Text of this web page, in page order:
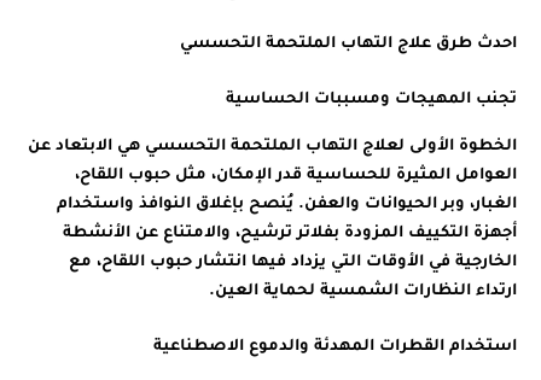
احدث طرق علاج التهاب الملتحمة التحسسي
تجنب المهيجات ومسببات الحساسية
الخطوة الأولى لعلاج التهاب الملتحمة التحسسي هي الابتعاد عن
العوامل المثيرة للحساسية قدر الإمكان، مثل حبوب اللقاح،
الغبار، وبر الحيوانات والعفن. يُنصح بإغلاق النوافذ واستخدام
أجهزة التكييف المزودة بفلاتر ترشيح، والامتناع عن الأنشطة
الخارجية في الأوقات التي يزداد فيها انتشار حبوب اللقاح، مع
ارتداء النظارات الشمسية لحماية العين.
استخدام القطرات المهدئة والدموع الاصطناعية